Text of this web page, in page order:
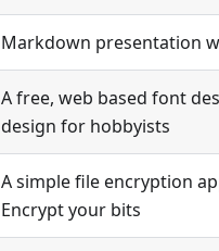
Markdown presentation
A free, web based font
design for hobbyists
A simple file encryption
Encrypt your bits